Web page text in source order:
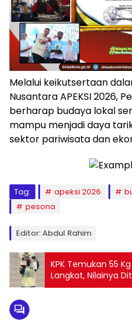
Melalui keikutsertaan
Nusantara APEKSI 2026,
berharap budaya lokal
mampu menjadi daya
sektor pariwisata dan
Tag: apeksi 2026
pesona
Editor: Abdul Rahim
KPK Temukan 55
Langkat, Nilainya